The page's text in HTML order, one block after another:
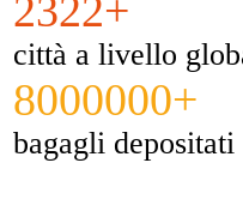
2322+
città a livello
8000000+
bagagli depositati